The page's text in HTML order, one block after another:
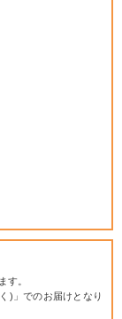
す。
)」でのお届けとなり